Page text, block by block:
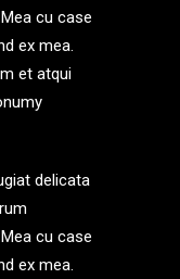
cu case
ex mea.
et atqui
delicata
cu case
ex mea.